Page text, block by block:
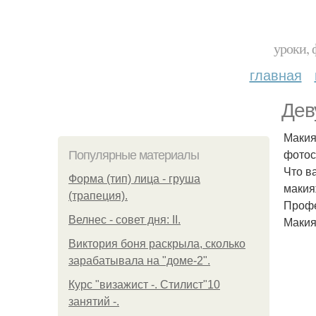
уроки,
главная
Популярные материалы
Форма (тип) лица - груша
(трапеция).
Велнес - совет дня: II.
Виктория боня раскрыла, сколько
зарабатывала на "доме-2".
Курс "визажист -. Стилист"10
занятий -.
Что